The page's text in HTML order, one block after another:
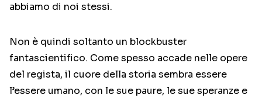
abbiamo di noi stessi.
Non è quindi soltanto un blockbuster
fantascientifico. Come spesso accade nelle opere
del regista, il cuore della storia sembra essere
l’essere umano, con le sue paure, le sue speranze e